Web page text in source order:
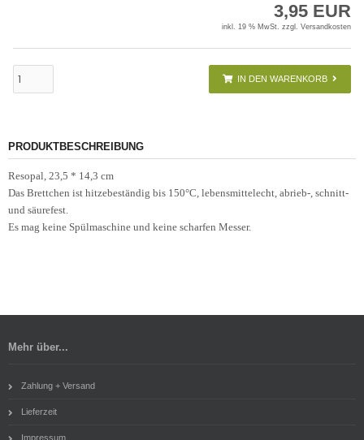
3,95 EUR
inkl. 19 % MwSt. zzgl. Versandkosten
IN DEN WARENKORB
PRODUKTBESCHREIBUNG
Resopal, 23,5 * 14,3 cm
Das Brettchen ist hitzebeständig bis 150°C, lebensmittelecht, abrieb-, schnitt-
und säurefest.
Es mag keine Spülmaschine und keine scharfen Messer.
Mehr über...
Zahlung + Versand
Lieferzeit
Impressum